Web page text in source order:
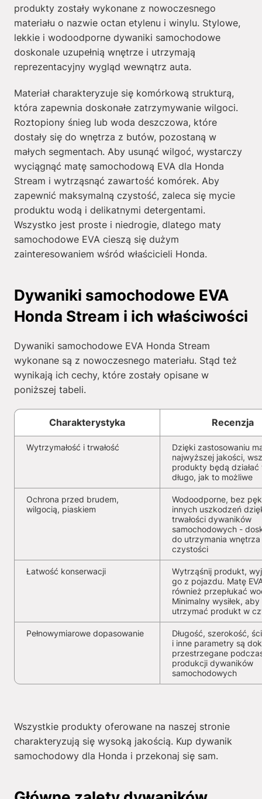
produkty zostały wykonane z nowoczesnego
materiału o nazwie octan etylenu i winylu. Stylowe,
lekkie i wodoodporne dywaniki samochodowe
doskonale uzupełnią wnętrze i utrzymają
reprezentacyjny wygląd wewnątrz auta.
Materiał charakteryzuje się komórkową strukturą,
która zapewnia doskonałe zatrzymywanie wilgoci.
Roztopiony śnieg lub woda deszczowa, które
dostały się do wnętrza z butów, pozostaną w
małych segmentach. Aby usunąć wilgoć, wystarczy
wyciągnąć matę samochodową EVA dla Honda
Stream i wytrząsnąć zawartość komórek. Aby
zapewnić maksymalną czystość, zaleca się mycie
produktu wodą i delikatnymi detergentami.
Wszystko jest proste i niedrogie, dlatego maty
samochodowe EVA cieszą się dużym
zainteresowaniem wśród właścicieli Honda.
Dywaniki samochodowe EVA
Honda Stream i ich właściwości
Dywaniki samochodowe EVA Honda Stream
wykonane są z nowoczesnego materiału. Stąd też
wynikają ich cechy, które zostały opisane w
poniższej tabeli.
Charakterystyka Recenzja
Wytrzymałość i trwałość
Dzięki zastosowaniu
najwyższej jakości,
produkty będą działać
długo, jak to możliwe
Ochrona przed brudem,
wilgocią, piaskiem
Wodoodporne, bez
innych uszkodzeń
trwałości dywaników
samochodowych -
do utrzymania wnętrza
czystości
Łatwość konserwacji
Wytrząśnij produkt,
go z pojazdu. Matę
również przepłukać
Minimalny wysiłek, aby
utrzymać produkt w
Pełnowymiarowe dopasowanie
Długość, szerokość,
i inne parametry są
przestrzegane
produkcji dywaników
samochodowych
Wszystkie produkty oferowane na naszej stronie
charakteryzują się wysoką jakością. Kup dywanik
samochodowy dla Honda i przekonaj się sam.